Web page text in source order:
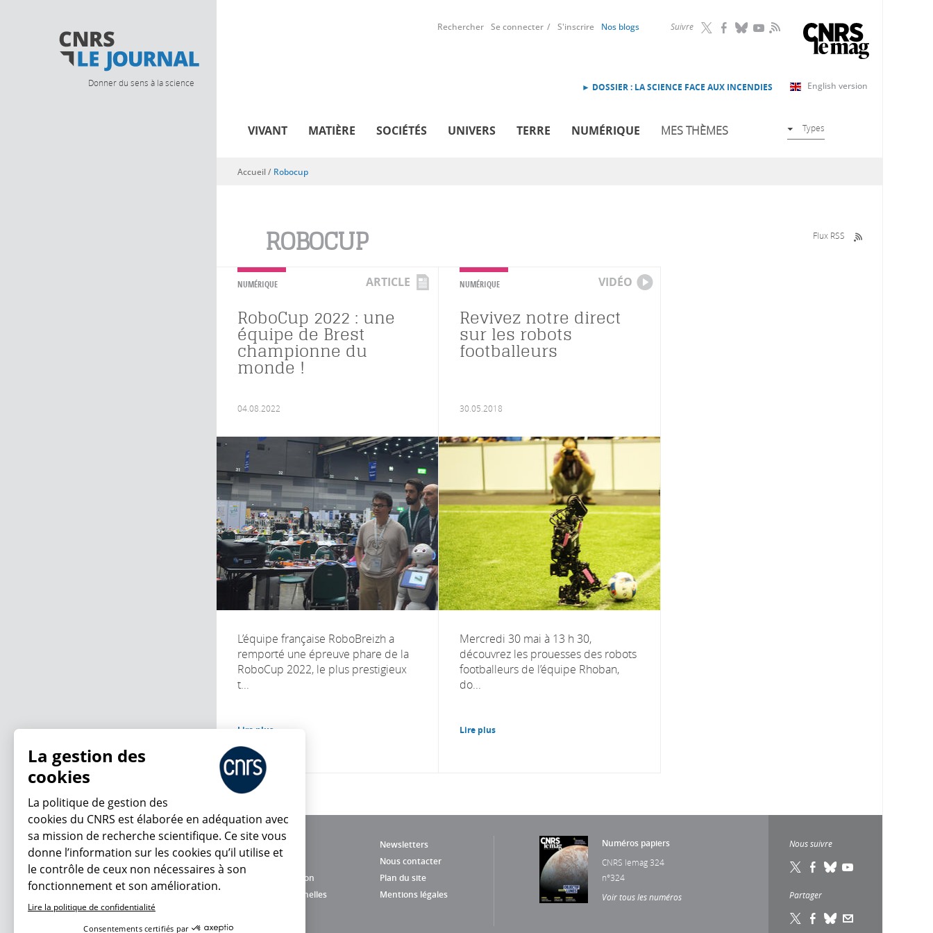
Donner du sens à la science
Suivre RSS
Rechercher Se connecter S'inscrire Nos blogs
English version
► DOSSIER : LA SCIENCE FACE AUX INCENDIES
VIVANT MATIÈRE SOCIÉTÉS UNIVERS TERRE NUMÉRIQUE MES THÈMES Types
Vous êtes ici
Accueil/ Robocup
ROBOCUP Flux RSS
NUMÉRIQUE ARTICLE
RoboCup 2022 : une
équipe de Brest
championne du
monde !
04.08.2022
L’équipe française RoboBreizh a
remporté une épreuve phare de la
RoboCup 2022, le plus prestigieux
t...
Lire plus
NUMÉRIQUE VIDÉO
Revivez notre direct
sur les robots
footballeurs
30.05.2018
Mercredi 30 mai à 13 h 30,
découvrez les prouesses des robots
footballeurs de l’équipe Rhoban,
do...
Lire plus
Newsletters
Nous contacter
Charte d'utilisation
Plan du site
Données personnelles
Mentions légales
Numéros papiers
CNRS lemag 324
n°324
Voir tous les numéros
Nous suivre
Partager
En ce moment
La gestion des
cookies
La politique de gestion des
cookies du CNRS est élaborée en adéquation avec
sa mission de recherche scientifique. Ce site vous
donne l’information sur les cookies qu’il utilise et
le contrôle de ceux non nécessaires à son
fonctionnement et son amélioration.
Lire la politique de confidentialité
Consentements certifiés par